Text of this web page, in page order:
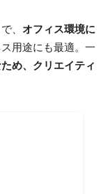
で、 オフィス環境に
用途にも最適。一
め、クリエイティ